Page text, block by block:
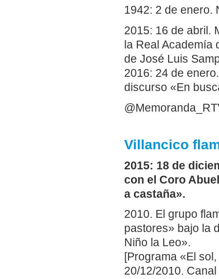
1942: 2 de enero.
2015: 16 de abril.
la Real
de José Luis
2016: 24 de
discurso «En
Villancico
2015: 18 de
con el Coro
a castaña».
2010. El grupo
pastores» bajo la
Niño la Leo».
[Programa «El
20/12/2010.